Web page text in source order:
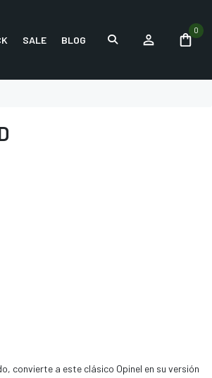
SALE BLOG
0
convierte a este clásico Opinel en su versión